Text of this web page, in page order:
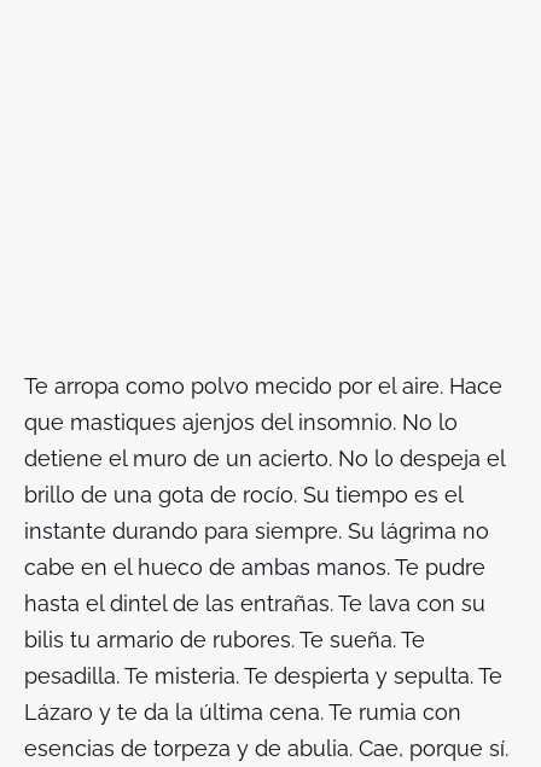
Te arropa como polvo mecido por el aire. Hace
que mastiques ajenjos del insomnio. No lo
detiene el muro de un acierto. No lo despeja el
brillo de una gota de rocío. Su tiempo es el
instante durando para siempre. Su lágrima no
cabe en el hueco de ambas manos. Te pudre
hasta el dintel de las entrañas. Te lava con su
bilis tu armario de rubores. Te sueña. Te
pesadilla. Te misteria. Te despierta y sepulta. Te
Lázaro y te da la última cena. Te rumia con
esencias de torpeza y de abulia. Cae, porque sí.